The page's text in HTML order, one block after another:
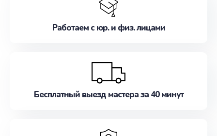
Работаем с юр. и физ. лицами
Бесплатный выезд мастера за 40 минут